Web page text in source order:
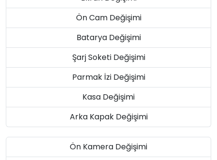
Ön Cam Değişimi
Batarya Değişimi
Şarj Soketi Değişimi
Parmak İzi Değişimi
Kasa Değişimi
Arka Kapak Değişimi
Ön Kamera Değişimi